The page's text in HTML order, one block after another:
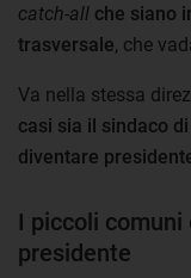
catch-all che siano
trasversale, che
Va nella stessa
casi sia il sindaco
diventare
I piccoli
presidente